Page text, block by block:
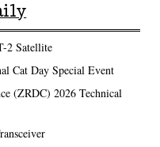
2 Satellite
Cat Day Special Event
(ZRDC) 2026 Technical